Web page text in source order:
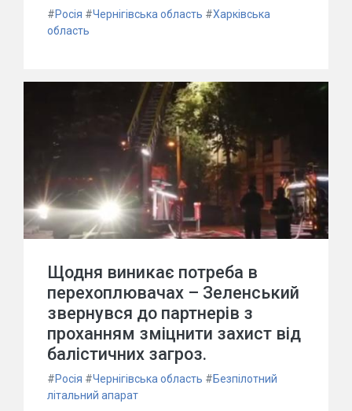
#Росія #Чернігівська область #Харківська
область
Щодня виникає потреба в
перехоплювачах – Зеленський
звернувся до партнерів з
проханням зміцнити захист від
балістичних загроз.
#Росія #Чернігівська область #Безпілотний
літальний апарат